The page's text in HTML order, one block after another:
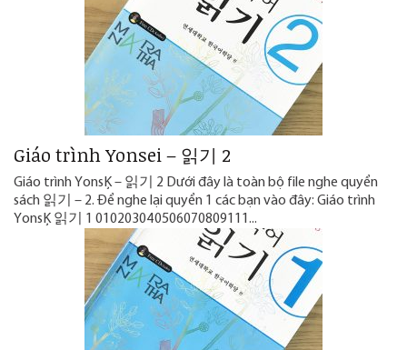
Giáo trình Yonsei – 읽기 2
Giáo trình Yonsei – 읽기 2 Dưới đây là toàn bộ file nghe quyển
sách 읽기 – 2. Để nghe lại quyển 1 các bạn vào đây: Giáo trình
Yonsei 읽기 1 010203040506070809111...